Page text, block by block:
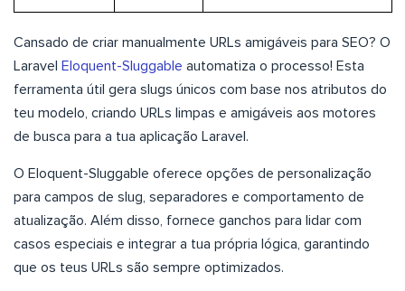
Cansado de criar manualmente URLs amigáveis para SEO? O
Laravel
Eloquent-Sluggable automatiza o processo! Esta
ferramenta útil gera slugs únicos com base nos atributos do
teu modelo, criando URLs limpas e amigáveis aos motores
de busca para a tua aplicação Laravel.
O Eloquent-Sluggable oferece opções de personalização
para campos de slug, separadores e comportamento de
atualização. Além disso, fornece ganchos para lidar com
casos especiais e integrar a tua própria lógica, garantindo
que os teus URLs são sempre optimizados.